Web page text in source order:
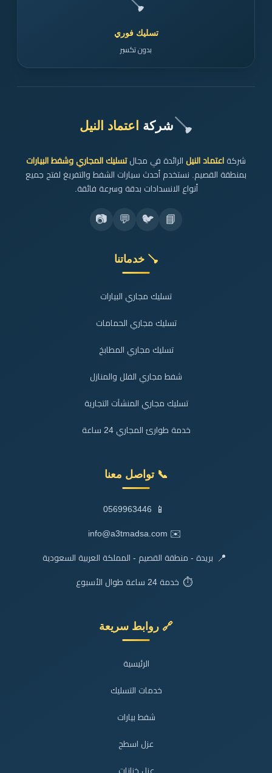
🪠
تسليك فوري
بدون تكسير
🪠شركة اعتماد النيل
شركة اعتماد النيل الرائدة في مجالتسليك المجاري وشفط البيارات
بمنطقة القصيم. نستخدم أحدث سيارات الشفط والتفريغ لفتح جميع
أنواع الانسدادات بدقة وسرعة فائقة.
📘
🐦
💬
📷
🪠 خدماتنا
تسليك مجاري البيارات
تسليك مجاري الحمامات
تسليك مجاري المطابخ
شفط مجاري الفلل والمنازل
تسليك مجاري المنشآت التجارية
خدمة طوارئ المجاري 24 ساعة
📞 تواصل معنا
📱
0569963446
✉️
info@a3tmadsa.com
📍 بريدة - منطقة القصيم - المملكة العربية السعودية
⏱️ خدمة 24 ساعة طوال الأسبوع
🔗 روابط سريعة
الرئيسية
خدمات التسليك
شفط بيارات
عزل اسطح
عزل خزانات